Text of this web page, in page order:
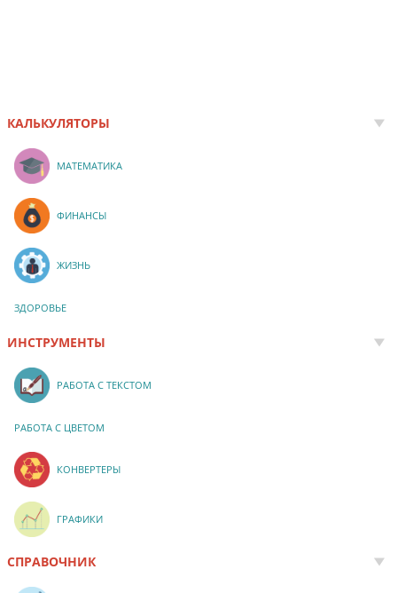
КАЛЬКУЛЯТОРЫ
МАТЕМАТИКА
ФИНАНСЫ
ЖИЗНЬ
ЗДОРОВЬЕ
ИНСТРУМЕНТЫ
РАБОТА С ТЕКСТОМ
РАБОТА С ЦВЕТОМ
КОНВЕРТЕРЫ
ГРАФИКИ
СПРАВОЧНИК